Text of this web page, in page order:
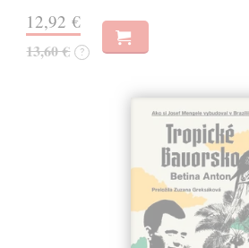
12,92 €
13,60 € ?